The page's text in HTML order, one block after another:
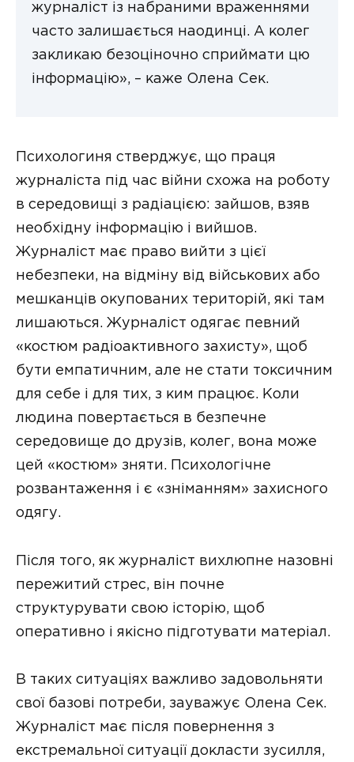
журналіст із набраними враженнями
часто залишається наодинці. А колег
закликаю безоціночно сприймати цю
інформацію», – каже Олена Сек.
Психологиня стверджує, що праця
журналіста під час війни схожа на роботу
в середовищі з радіацією: зайшов, взяв
необхідну інформацію і вийшов.
Журналіст має право вийти з цієї
небезпеки, на відміну від військових або
мешканців окупованих територій, які там
лишаються. Журналіст одягає певний
«костюм радіоактивного захисту», щоб
бути емпатичним, але не стати токсичним
для себе і для тих, з ким працює. Коли
людина повертається в безпечне
середовище до друзів, колег, вона може
цей «костюм» зняти. Психологічне
розвантаження і є «зніманням» захисного
одягу.
Після того, як журналіст вихлюпне назовні
пережитий стрес, він почне
структурувати свою історію, щоб
оперативно і якісно підготувати матеріал.
В таких ситуаціях важливо задовольняти
свої базові потреби, зауважує Олена Сек.
Журналіст має після повернення з
екстремальної ситуації докласти зусилля,